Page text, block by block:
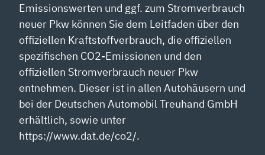
Emissionswerten und ggf. zum Stromverbrauch
neuer Pkw können Sie dem Leitfaden über den
offiziellen Kraftstoffverbrauch, die offiziellen
spezifischen CO2-Emissionen und den
offiziellen Stromverbrauch neuer Pkw
entnehmen. Dieser ist in allen Autohäusern und
bei der Deutschen Automobil Treuhand GmbH
erhältlich, sowie unter
https://www.dat.de/co2/.